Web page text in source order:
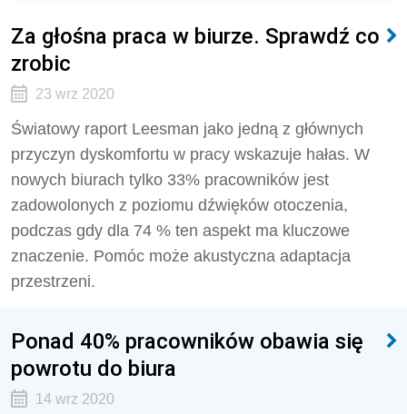
Za głośna praca w biurze. Sprawdź co
zrobic
23 wrz 2020
Światowy raport Leesman jako jedną z głównych
przyczyn dyskomfortu w pracy wskazuje hałas. W
nowych biurach tylko 33% pracowników jest
zadowolonych z poziomu dźwięków otoczenia,
podczas gdy dla 74 % ten aspekt ma kluczowe
znaczenie. Pomóc może akustyczna adaptacja
przestrzeni.
Ponad 40% pracowników obawia się
powrotu do biura
14 wrz 2020